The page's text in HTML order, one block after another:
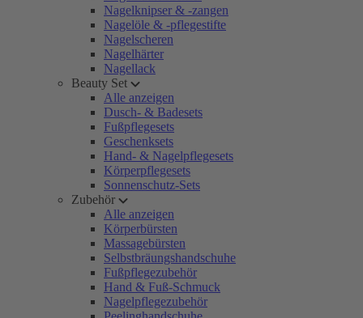
Nagelknipser & -zangen
Nagelöle & -pflegestifte
Nagelscheren
Nagelhärter
Nagellack
Beauty Set
Alle anzeigen
Dusch- & Badesets
Fußpflegesets
Geschenksets
Hand- & Nagelpflegesets
Körperpflegesets
Sonnenschutz-Sets
Zubehör
Alle anzeigen
Körperbürsten
Massagebürsten
Selbstbräungshandschuhe
Fußpflegezubehör
Hand & Fuß-Schmuck
Nagelpflegezubehör